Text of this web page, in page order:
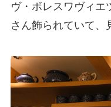
ヴ・ボレスワヴィエ
さん飾られていて、